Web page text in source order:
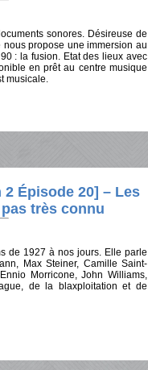
sonores. Désireuse de
propose une immersion au
: la fusion. Etat des lieux avec
en prêt au centre musique
musicale.
2 Épisode 20] – Les
très connu
de 1927 à nos jours. Elle parle
Max Steiner, Camille Saint-
Morricone, John Williams,
de la blaxploitation et de